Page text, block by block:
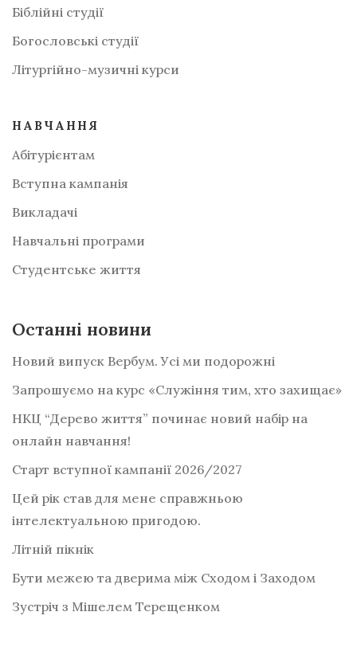
Біблійні студії
Богословські студії
Літургійно-музичні курси
НАВЧАННЯ
Абітурієнтам
Вступна кампанія
Викладачі
Навчальні програми
Студентське життя
Останні новини
Новий випуск Вербум. Усі ми подорожні
Запрошуємо на курс «Служіння тим, хто захищає»
НКЦ “Дерево життя” починає новий набір на
онлайн навчання!
Старт вступної кампанії 2026/2027
Цей рік став для мене справжньою
інтелектуальною пригодою.
Літній пікнік
Бути межею та дверима між Сходом і Заходом
Зустріч з Мішелем Терещенком